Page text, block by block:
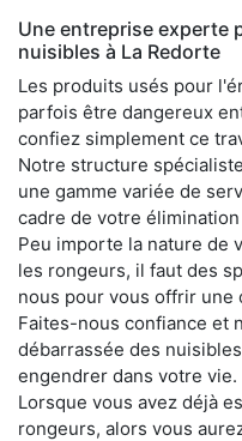
Une entreprise experte
nuisibles à La Redorte
Les produits usés pour
parfois être dangereux
confiez simplement ce
Notre structure
une gamme variée de
cadre de votre
Peu importe la nature de
les rongeurs, il faut des
nous pour vous offrir une
Faites-nous confiance et
débarrassée des
engendrer dans votre vie.
Lorsque vous avez déjà
rongeurs, alors vous